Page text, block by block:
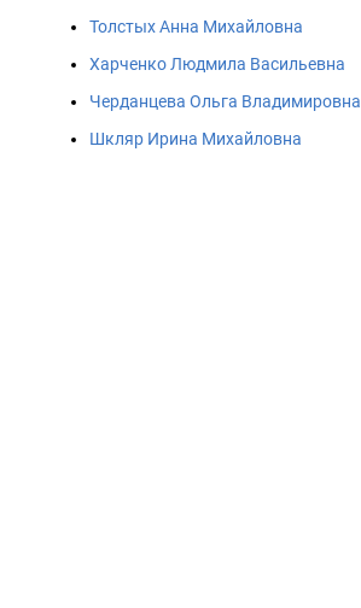
Толстых Анна Михайловна
Харченко Людмила Васильевна
Черданцева Ольга Владимировна
Шкляр Ирина Михайловна